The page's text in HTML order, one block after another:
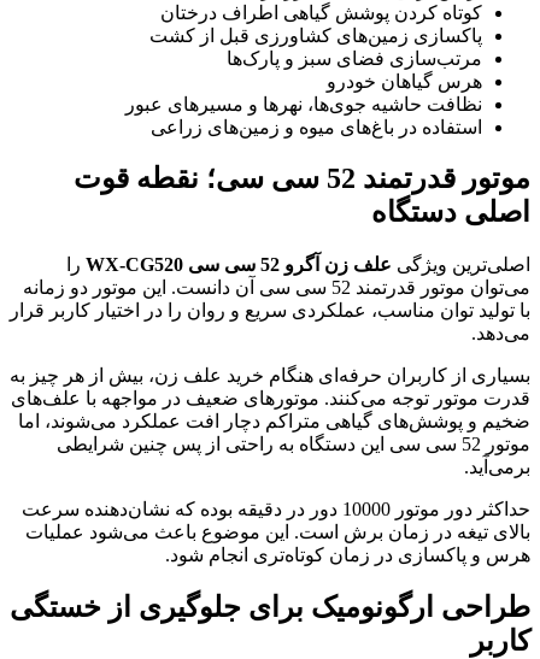
کوتاه کردن پوشش گیاهی اطراف درختان
پاکسازی زمین‌های کشاورزی قبل از کشت
مرتب‌سازی فضای سبز و پارک‌ها
هرس گیاهان خودرو
نظافت حاشیه جوی‌ها، نهرها و مسیرهای عبور
استفاده در باغ‌های میوه و زمین‌های زراعی
موتور قدرتمند 52 سی سی؛ نقطه قوت
اصلی دستگاه
اصلی‌ترین ویژگی علف زن آگرو 52 سی سی WX-CG520
را
می‌توان موتور قدرتمند 52 سی سی آن دانست. این موتور دو زمانه
با تولید توان مناسب، عملکردی سریع و روان را در اختیار کاربر قرار
می‌دهد.
بسیاری از کاربران حرفه‌ای هنگام خرید علف زن، بیش از هر چیز به
قدرت موتور توجه می‌کنند. موتورهای ضعیف در مواجهه با علف‌های
ضخیم و پوشش‌های گیاهی متراکم دچار افت عملکرد می‌شوند، اما
موتور 52 سی سی این دستگاه به راحتی از پس چنین شرایطی
برمی‌آید.
حداکثر دور موتور 10000 دور در دقیقه بوده که نشان‌دهنده سرعت
بالای تیغه در زمان برش است. این موضوع باعث می‌شود عملیات
هرس و پاکسازی در زمان کوتاه‌تری انجام شود.
طراحی ارگونومیک برای جلوگیری از خستگی
کاربر